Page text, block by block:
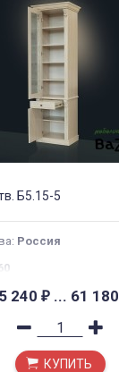
Б5.15-5
: Россия
240 ₽... 61 180
КУПИТЬ